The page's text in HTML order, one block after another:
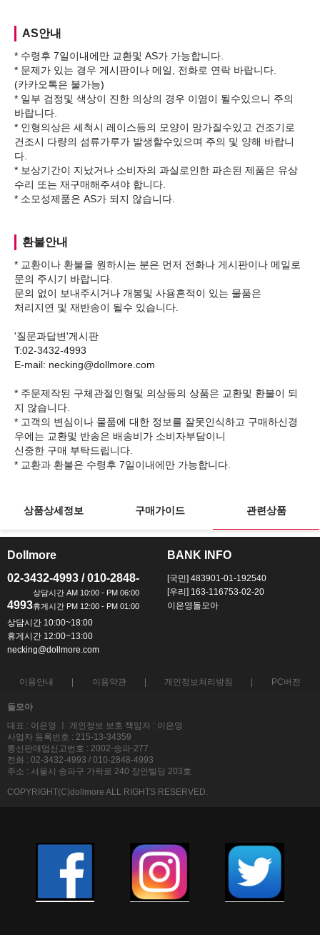
AS안내
* 수령후 7일이내에만 교환및 AS가 가능합니다.
* 문제가 있는 경우 게시판이나 메일, 전화로 연락 바랍니다.
(카카오톡은 불가능)
* 일부 검정및 색상이 진한 의상의 경우 이염이 될수있으니 주의
바랍니다.
* 인형의상은 세척시 레이스등의 모양이 망가질수있고 건조기로
건조시 다량의 섬류가루가 발생할수있으며 주의 및 양해 바랍니
다.
* 보상기간이 지났거나 소비자의 과실로인한 파손된 제품은 유상
수리 또는 재구매해주셔야 합니다.
환불안내
* 교환이나 환불을 원하시는 분은 먼저 전화나 게시판이나 메일로
문의 주시기 바랍니다.
문의 없이 보내주시거나 개봉및 사용흔적이 있는 물품은
처리지연 및 재반송이 될수 있습니다.
'질문과답변'게시판
T:02-3432-4993
E-mail: necking@dollmore.com
* 주문제작된 구체관절인형및 의상등의 상품은 교환및 환불이 되
지 않습니다.
* 고객의 변심이나 물품에 대한 정보를 잘못인식하고 구매하신경
우에는 교환및 반송은 배송비가 소비자부담이니
신중한 구매 부탁드립니다.
상품상세정보 구매가이드 관련상품
Dollmore
02-3432-4993 / 010-2848-
4993
상담시간 10:00~18:00
휴게시간 12:00~13:00
necking@dollmore.com
BANK INFO
[국민] 483901-01-192540
[우리] 163-116753-02-20
이은영돌모아
이용안내 이용약관 개인정보처리방침 PC버전
돌모아
대표 : 이은영 ㅣ 개인정보 보호 책임자 : 이은영
사업자 등록번호 : 215-13-34359
통신판매업신고번호 : 2002-송파-277
전화 : 02-3432-4993 / 010-2848-4993
주소 : 서울시 송파구 가락로 240 장안빌딩 203호
COPYRIGHT(C)dollmore ALL RIGHTS RESERVED.